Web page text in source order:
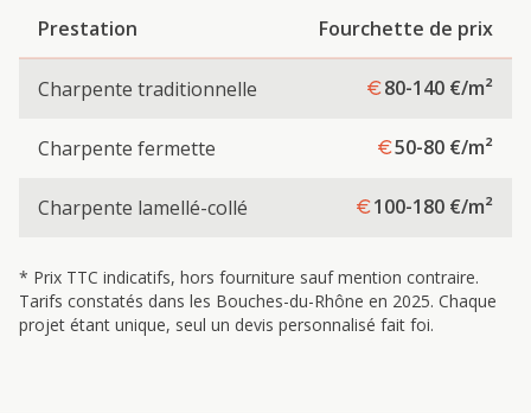
Prestation Fourchette de prix
Charpente traditionnelle 80-140 €/m²
Charpente fermette 50-80 €/m²
Charpente lamellé-collé 100-180 €/m²
* Prix TTC indicatifs, hors fourniture sauf mention contraire.
Tarifs constatés dans les Bouches-du-Rhône en 2025. Chaque
projet étant unique, seul un devis personnalisé fait foi.